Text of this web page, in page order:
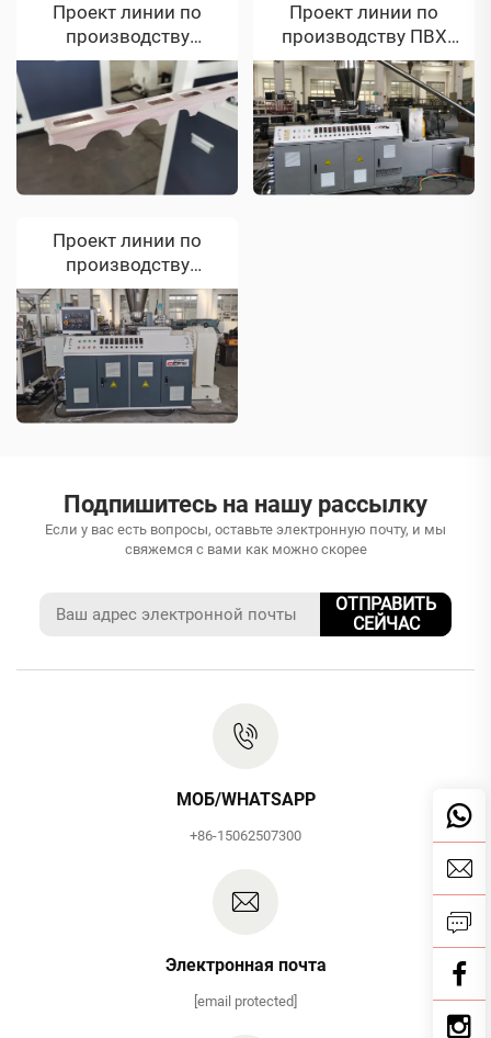
Проект линии по
производству
профильного уголка
из ПВХ для клиента из
Косово
Проект линии по
производству ПВХ
труб для клиента из
Вьетнама
Проект линии по
производству
потолочных панелей
из ПВХ для клиента из
Ирана
Подпишитесь на нашу рассылку
Если у вас есть вопросы, оставьте электронную почту, и мы
свяжемся с вами как можно скорее
ОТПРАВИТЬ
СЕЙЧАС
МОБ/WHATSAPP
+86-15062507300
Электронная почта
[email protected]